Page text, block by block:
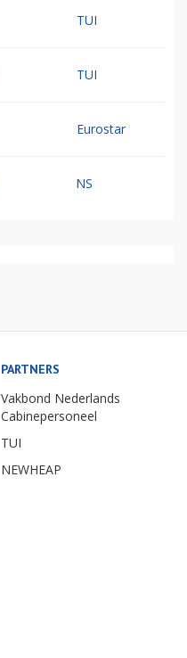
TUI
TUI
Eurostar
NS
PARTNERS
Vakbond Nederlands
Cabinepersoneel
TUI
NEWHEAP